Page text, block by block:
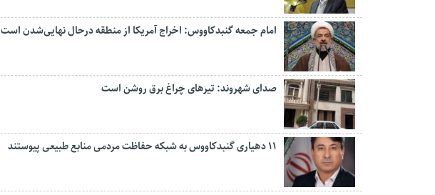
امام جمعه گنبدکاووس: اخراج آمریکا از منطقه درحال نهایی‌شدن است
صدای شهروند: تیرهای چراغ برق روشن است
۱۱ دهیاری گنبدکاووس به شبکه حفاظت مردمی منابع طبیعی پیوستند